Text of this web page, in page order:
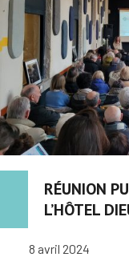
RÉUNION
L’HÔTEL
8 avril 2024